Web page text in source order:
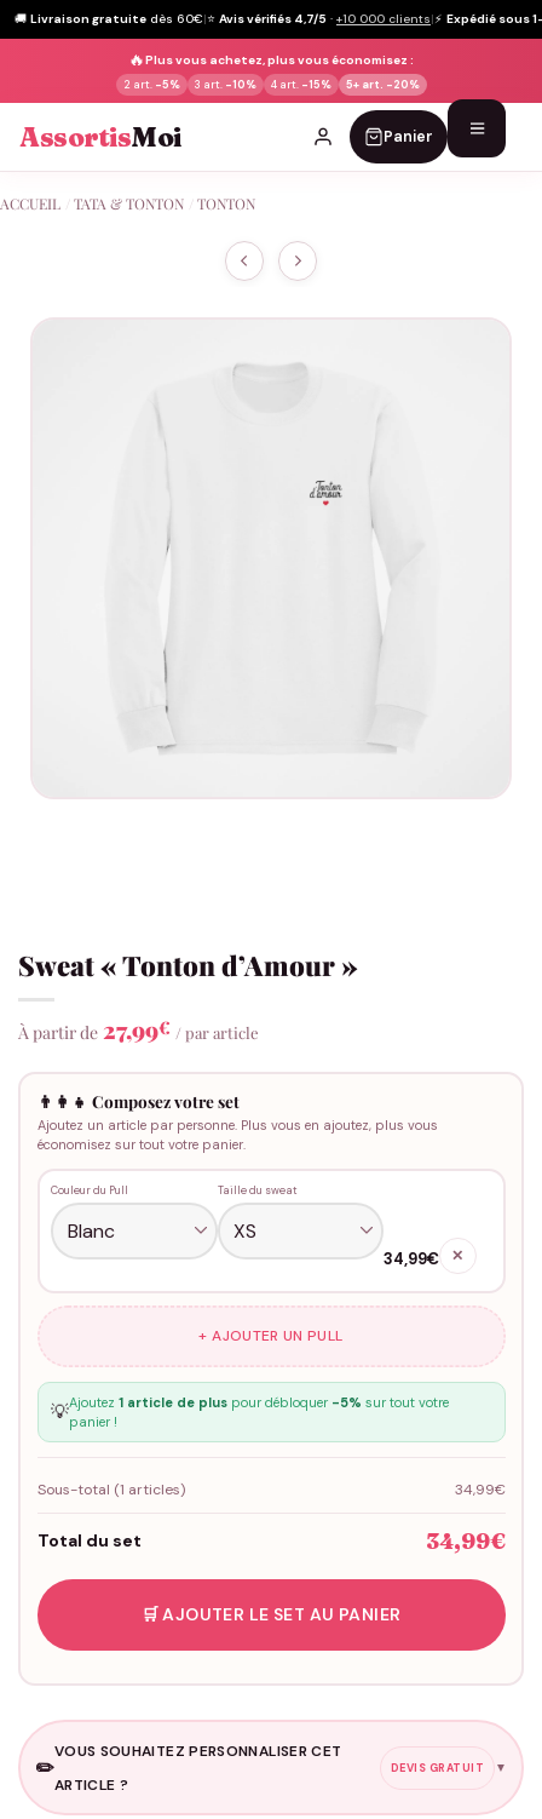
🚚 Livraison gratuite dès 60€|⭐ Avis vérifiés 4,7/5 · +10 000 clients|⚡ Expédié sous
🔥Plus vous achetez, plus vous économisez :
2 art. -5% 3 art. -10% 4 art. -15% 5+ art. -20%
AssortisMoi Panier
au
ACCUEIL TATA & TONTON TONTON
Sweat « Tonton d’Amour »
À partir de 27,99€ / par article
👨‍👩‍👧 Composez votre set
Ajoutez un article par personne. Plus vous en ajoutez, plus vous
économisez sur tout votre panier.
Couleur du Pull Taille du sweat
34,99€ ✕
+ AJOUTER UN PULL
💡Ajoutez 1 article de pluspour débloquer -5% sur tout votre
panier !
Sous-total (1 articles) 34,99€
Total du set 34,99€
🛒 AJOUTER LE SET AU PANIER
✏️
VOUS SOUHAITEZ PERSONNALISER CET
ARTICLE ?
DEVIS GRATUIT ▼